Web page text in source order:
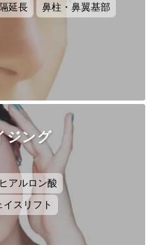
延長
鼻柱・鼻翼基部
ジング
ヒアルロン酸
イスリフト